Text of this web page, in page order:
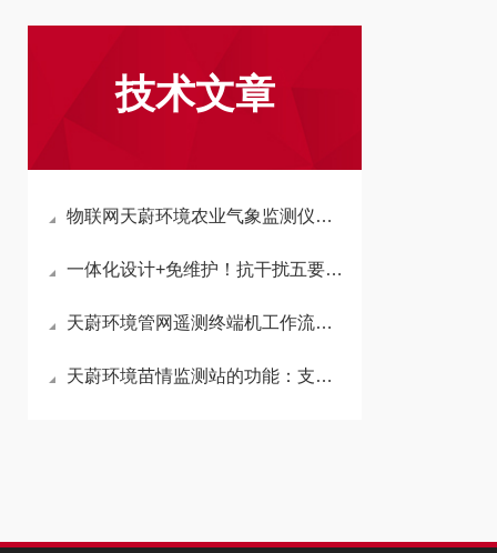
技术文章
物联网天蔚环境农业气象监测仪—实现灌溉、植保、施肥数字化科学管控
一体化设计+免维护！抗干扰五要素微型农业气象仪无惧野外复杂恶劣工况
天蔚环境管网遥测终端机工作流程—实现关键参数不间断采集、存储与上报
天蔚环境苗情监测站的功能：支持定时任务，一键守望，一键巡航功能